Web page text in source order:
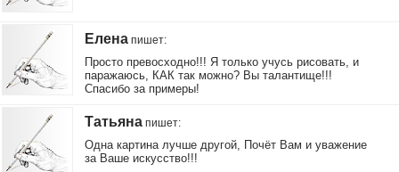
Елена пишет:
Просто превосходно!!! Я только учусь рисовать, и
паражаюсь, КАК так можно? Вы талантище!!!
Спасибо за примеры!
Татьяна пишет:
Одна картина лучше другой, Почёт Вам и уважение
за Ваше искусство!!!